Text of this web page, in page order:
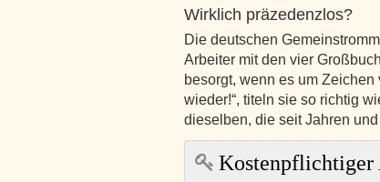
Wirklich präzedenzlos?
Die deutschen
Arbeiter mit den vier
besorgt, wenn es um
wieder!“, titeln sie so richtig
dieselben, die seit Jahren